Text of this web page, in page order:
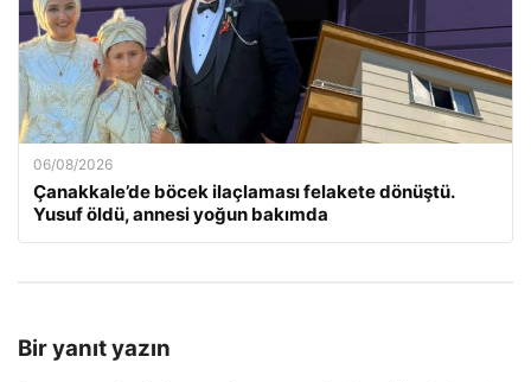
06/08/2026
Çanakkale’de böcek ilaçlaması felakete dönüştü.
Yusuf öldü, annesi yoğun bakımda
Bir yanıt yazın